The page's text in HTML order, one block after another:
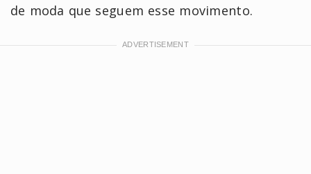
de moda que seguem esse movimento.